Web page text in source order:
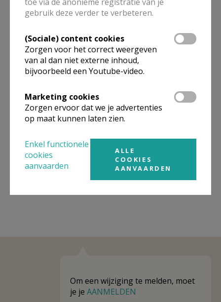
Niet gevonden wat je zocht? Hier vind je links naar de
gegevens van andere organisaties op het boven-,
onderliggende of gelijke niveau.
Behoort totParochie Heilige Damiaan (Erpe/Mere)
Weergeven
Parochie Heilige Damiaan (Erpe/Mere)
Om een wijziging te melden, moet
je je AANMELDEN
gebruik deze verder te verbeteren.
(Sociale) content cookies
Zorgen voor het correct weergeven
van al dan niet externe inhoud,
bijvoorbeeld een Youtube-video.
Marketing cookies
Zorgen ervoor dat we je advertenties
op maat kunnen laten zien.
Enkel functionele
cookies
aanvaarden
ALLE
COOKIES
AANVAARDEN